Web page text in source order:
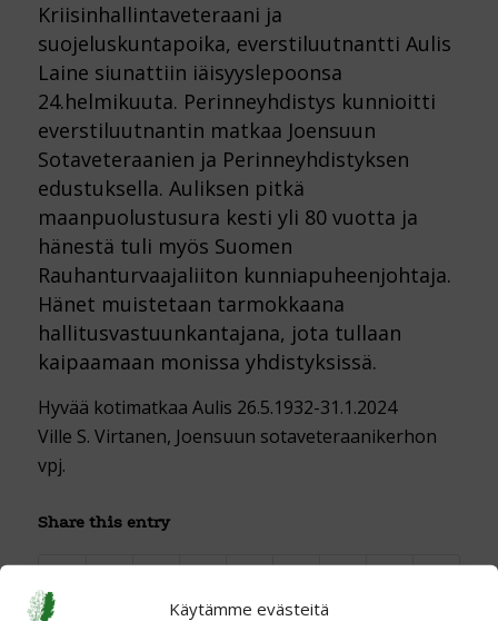
Käytämme evästeitä
Kriisinhallintaveteraani ja
suojeluskuntapoika, everstiluutnantti Aulis
Laine siunattiin iäisyyslepoonsa
24.helmikuuta. Perinneyhdistys kunnioitti
everstiluutnantin matkaa Joensuun
Sotaveteraanien ja Perinneyhdistyksen
edustuksella. Auliksen pitkä
maanpuolustusura kesti yli 80 vuotta ja
hänestä tuli myös Suomen
Rauhanturvaajaliiton kunniapuheenjohtaja.
Hänet muistetaan tarmokkaana
hallitusvastuunkantajana, jota tullaan
kaipaamaan monissa yhdistyksissä.
Hyvää kotimatkaa Aulis 26.5.1932-31.1.2024
Ville S. Virtanen, Joensuun sotaveteraanikerhon
vpj.
Share this entry